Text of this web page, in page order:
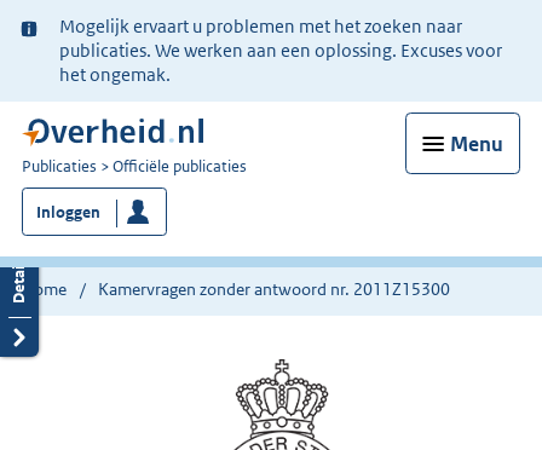
Ter
informatie:
Mogelijk ervaart u problemen met het zoeken naar
publicaties. We werken aan een oplossing. Excuses voor
het ongemak.
Menu
U
bent
nu
hier:
Publicaties Officiële publicaties
Inloggen
Home Kamervragen zonder antwoord nr. 2011Z15300